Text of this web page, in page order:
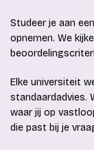
Studeer je aan
opnemen. We
Elke universiteit
standaardadvies.
waar jij op
die past bij je